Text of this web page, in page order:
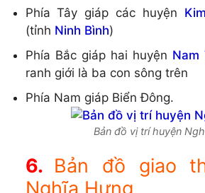
Phía Tây giáp các huyện
(tỉnh Ninh Bình)
Phía Bắc giáp hai huyện Nam
ranh giới là ba con sông trên
Phía Nam giáp Biển Đông.
Bản đồ vị trí huyện
Bản đồ giao